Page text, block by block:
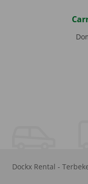
Dockx Rental -